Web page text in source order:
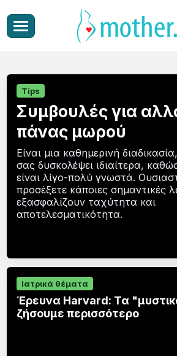
Tips
Συμβουλές για
πάνας μωρού
Είναι μια καθημερινή
σας δυσκολέψει ιδιαίτερα,
είναι λίγο-πολύ γνωστά.
προσέξετε κάποιες σημαντικές
εξασφαλίζουν ταχύτητα και
αποτελεσματικότητα.
Ιατρικά θέματα
Έρευνα Harvard: Τα
ζήσουμε περισσότερο